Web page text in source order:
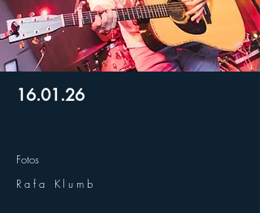
16.01.26
Fotos
Rafa Klumb